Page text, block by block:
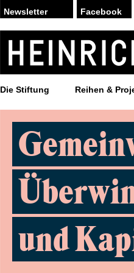
Facebook
Die Stiftung Reihen &
und